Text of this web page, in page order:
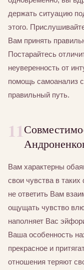
держать ситуацию
этого.
Вам принять
Постарайтесь
неуверенность от
помощь самоанализ
правильный путь.
11
Вам характерны
свои чувства в
не ответить Вам
ощущать чувство
наполняет Вас
Ваша особенность
прекрасное и
отношения теряют